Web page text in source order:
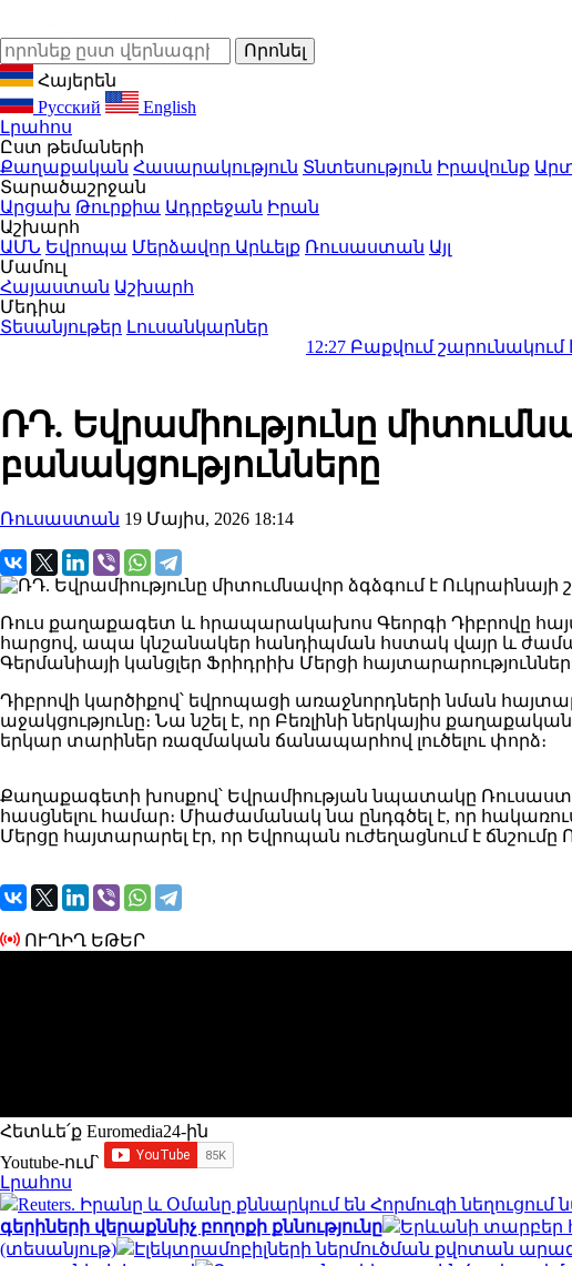
Հայերեն
Русский
English
Լրահոս
Ըստ թեմաների
Քաղաքական Հասարակություն Տնտեսություն Իրավունք
Տարածաշրջան
Արցախ Թուրքիա Ադրբեջան Իրան
Աշխարհ
ԱՄՆ Եվրոպա Մերձավոր Արևելք Ռուսաստան Այլ
Մամուլ
Հայաստան Աշխարհ
Մեդիա
Տեսանյութեր Լուսանկարներ
Բաքվում շարունակում է 15 հայ
ՌԴ. Եվրամիությունը
բանակցությունները
Ռուսաստան 19 Մայիս, 2026 18:14
Ռուս քաղաքագետ և հրապարակախոս Գեորգի Դիբրովը
հարցով, ապա կնշանակեր հանդիպման հստակ վայր և
Գերմանիայի կանցլեր Ֆրիդրիխ Մերցի
Դիբրովի կարծիքով՝ եվրոպացի առաջնորդների նման
աջակցությունը։ Նա նշել է, որ Բեռլինի ներկայիս
երկար տարիներ ռազմական ճանապարհով լուծելու փորձ։
Քաղաքագետի խոսքով՝ Եվրամիության նպատակը
հասցնելու համար։ Միաժամանակ նա ընդգծել է, որ
Մերցը հայտարարել էր, որ Եվրոպան ուժեղացնում է
ՈՒՂԻՂ ԵԹԵՐ
Հետևե՛ք Euromedia24-ին
Youtube-ում`
Լրահոս
Reuters. Իրանը և Օմանը քննարկում են Հորմուզի
գերիների վերաքննիչ բողոքի քննությունը
Երևանի տարբեր
(տեսանյութ)
Էլեկտրամոբիլների ներմուծման քվոտան